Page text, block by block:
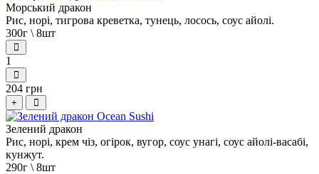
Морський дракон
Рис, норі, тигрова креветка, тунець, лосось, соус айолі.
300г \ 8шт
1
204 грн
+
Зелений дракон
Рис, норі, крем чіз, огірок, вугор, соус унагі, соус айолі-васабі,
кунжут.
290г \ 8шт